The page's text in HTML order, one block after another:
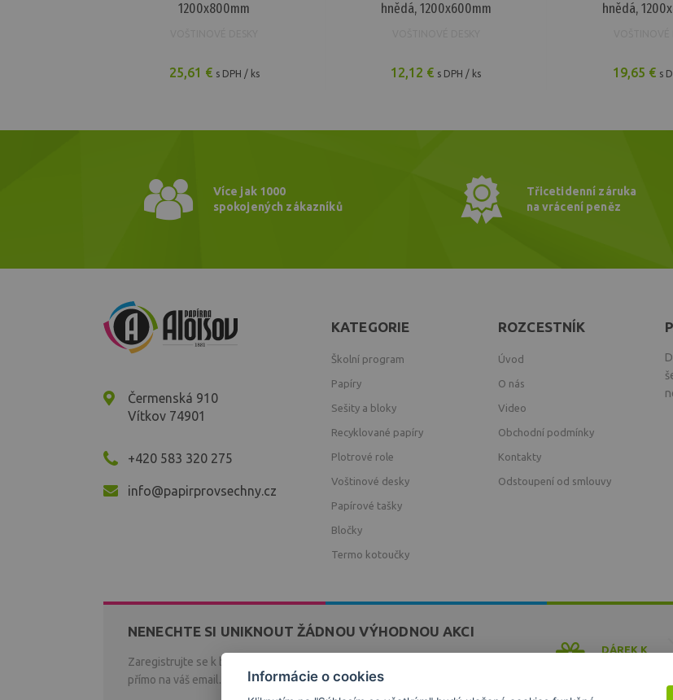
1200x800mm
25,61 € s DPH / ks
hnědá, 1200x600mm
12,12 € s DPH / ks
hnědá,
19,65 € s
Více jak 1000
spokojených zákazníků
Třicetidenní záruka
na vrácení peněz
Čermenská 910
Vítkov 74901
+420 583 320 275
info@papirprovsechny.cz
KATEGORIE
Školní program
Papíry
Sešity a bloky
Recyklované papíry
Plotrové role
Voštinové desky
Papírové tašky
Bločky
Termo kotoučky
ROZCESTNÍK
Úvod
O nás
Video
Obchodní podmínky
Kontakty
Odstoupení od smlouvy
NENECHTE SI UNIKNOUT ŽÁDNOU VÝHODNOU AKCI
Zaregistrujte se k bezplatnému zasílání novinek a akcí z našeho obchodu
přímo na váš email.
DÁREK K
Informácie o cookies